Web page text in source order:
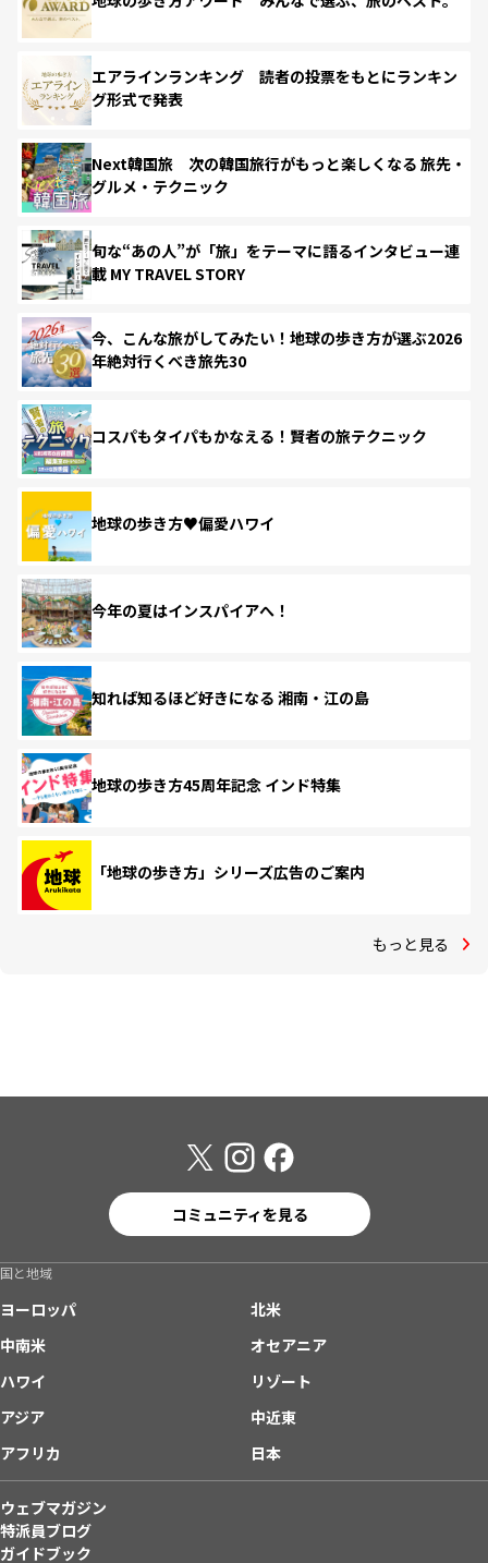
エアラインランキング 読者の投票をもとにランキン
グ形式で発表
Next韓国旅 次の韓国旅行がもっと楽しくなる 旅先・
グルメ・テクニック
旬な“あの人”が「旅」をテーマに語るインタビュー連
載 MY TRAVEL STORY
今、こんな旅がしてみたい！地球の歩き方が選ぶ2026
年絶対行くべき旅先30
コスパもタイパもかなえる！賢者の旅テクニック
地球の歩き方♥偏愛ハワイ
今年の夏はインスパイアへ！
知れば知るほど好きになる 湘南・江の島
地球の歩き方45周年記念 インド特集
「地球の歩き方」シリーズ広告のご案内
もっと見る
コミュニティを見る
国と地域
ヨーロッパ
北米
中南米
オセアニア
ハワイ
リゾート
アジア
中近東
アフリカ
日本
ウェブマガジン
特派員ブログ
ガイドブック